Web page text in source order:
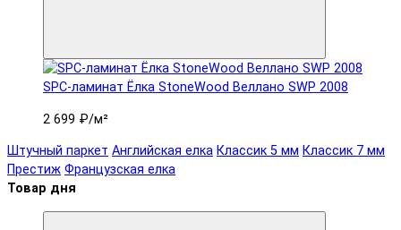
SPC-ламинат Ëлка StoneWood Веллано SWP 2008
2 699 ₽/м²
Штучный паркет Английская елка Классик 5 мм Классик 7 мм
Престиж Французская елка
Товар дня